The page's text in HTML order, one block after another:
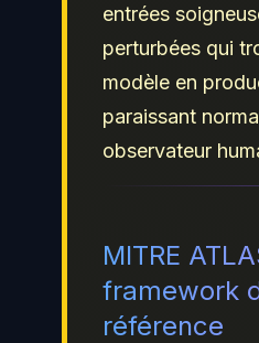
entrées
perturbées qui
modèle en
paraissant
observateur
MITRE
framework
référence